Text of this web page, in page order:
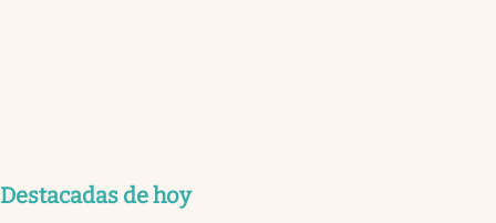
Destacadas de hoy